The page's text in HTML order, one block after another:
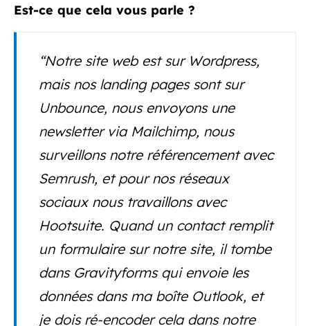
Est-ce que cela vous parle ?
“Notre site web est sur Wordpress,
mais nos landing pages sont sur
Unbounce, nous envoyons une
newsletter via Mailchimp, nous
surveillons notre référencement avec
Semrush, et pour nos réseaux
sociaux nous travaillons avec
Hootsuite. Quand un contact remplit
un formulaire sur notre site, il tombe
dans Gravityforms qui envoie les
données dans ma boîte Outlook, et
je dois ré-encoder cela dans notre